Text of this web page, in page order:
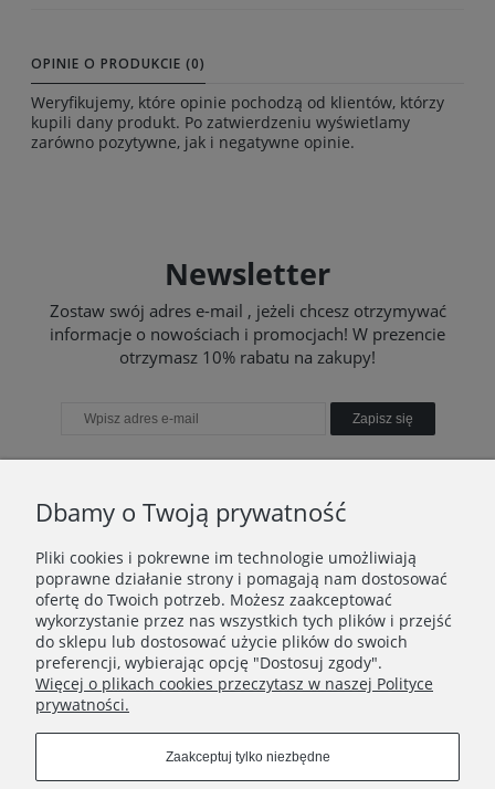
OPINIE O PRODUKCIE (0)
Weryfikujemy, które opinie pochodzą od klientów, którzy
kupili dany produkt. Po zatwierdzeniu wyświetlamy
zarówno pozytywne, jak i negatywne opinie.
Newsletter
Zostaw swój adres e-mail , jeżeli chcesz otrzymywać
informacje o nowościach i promocjach! W prezencie
otrzymasz 10% rabatu na zakupy!
Zapisz się
TWOJE KONTO
TO WAŻNE
INFORMACJE
KONTAKT
Dbamy o Twoją prywatność
Pliki cookies i pokrewne im technologie umożliwiają
poprawne działanie strony i pomagają nam dostosować
ofertę do Twoich potrzeb. Możesz zaakceptować
wykorzystanie przez nas wszystkich tych plików i przejść
do sklepu lub dostosować użycie plików do swoich
preferencji, wybierając opcję "Dostosuj zgody".
Więcej o plikach cookies przeczytasz w naszej Polityce
prywatności.
Zaakceptuj tylko niezbędne